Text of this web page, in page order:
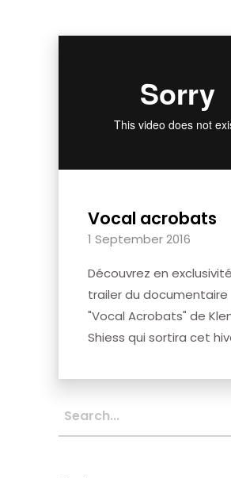
Vocal acrobats
1 September 2016
Découvrez en
trailer du documentaire
"Vocal Acrobats" de
Shiess qui sortira cet